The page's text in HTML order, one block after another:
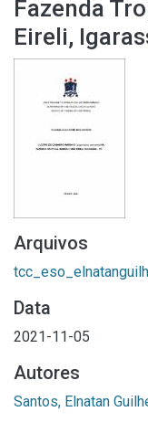
Fazenda
Eireli,
Arquivos
Data
2021-11-05
Autores
Santos, Elnatan